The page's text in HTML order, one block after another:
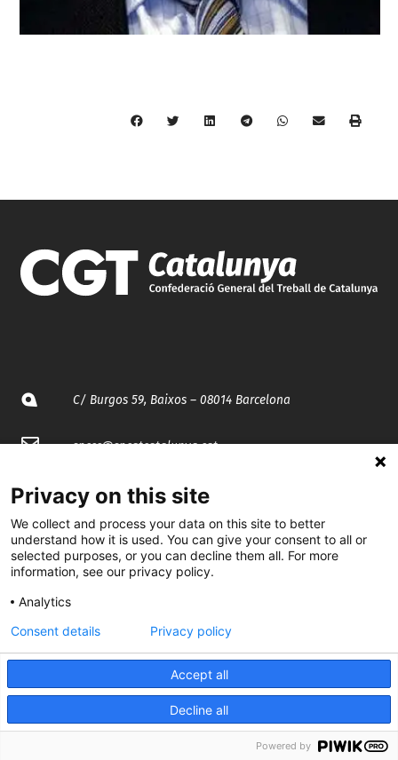
C/ Burgos 59, Baixos – 08014 Barcelona
spccc@spcgtcatalunya.cat
935 120 481
@CGTCatalunya
cgtcatalunya
CGTCatalunya
Desenvolupat per
Privacy on this site
We collect and process your data on this site to better
understand how it is used. You can give your consent to all or
selected purposes, or you can decline them all. For more
information, see our privacy policy.
Analytics
Accept all
Decline all
Consent details Privacy policy
Powered by